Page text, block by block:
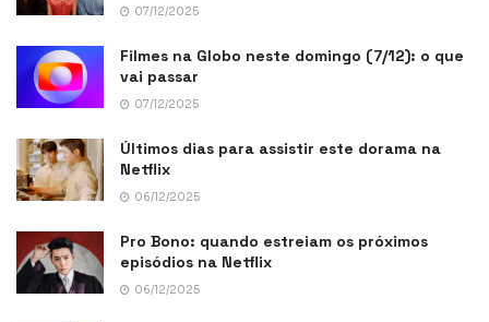
07/12/2025
Filmes na Globo neste domingo (7/12): o que
vai passar
07/12/2025
Últimos dias para assistir este dorama na
Netflix
06/12/2025
Pro Bono: quando estreiam os próximos
episódios na Netflix
06/12/2025